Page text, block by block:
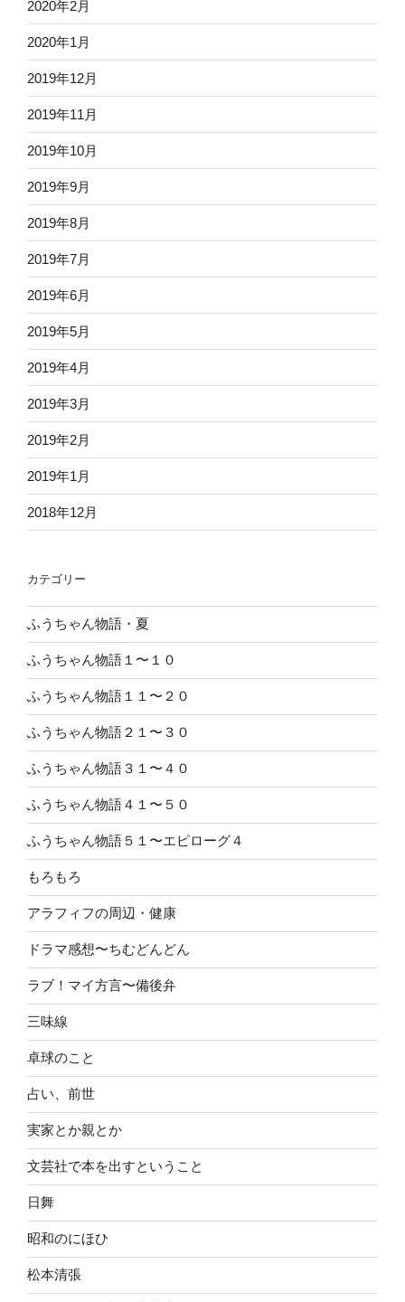
2020年2月
2020年1月
2019年12月
2019年11月
2019年10月
2019年9月
2019年8月
2019年7月
2019年6月
2019年5月
2019年4月
2019年3月
2019年2月
2019年1月
2018年12月
カテゴリー
ふうちゃん物語・夏
ふうちゃん物語１〜１０
ふうちゃん物語１１〜２０
ふうちゃん物語２１〜３０
ふうちゃん物語３１〜４０
ふうちゃん物語４１〜５０
ふうちゃん物語５１〜エピローグ４
もろもろ
アラフィフの周辺・健康
ドラマ感想〜ちむどんどん
ラブ！マイ方言〜備後弁
三味線
卓球のこと
占い、前世
実家とか親とか
文芸社で本を出すということ
日舞
昭和のにほひ
松本清張